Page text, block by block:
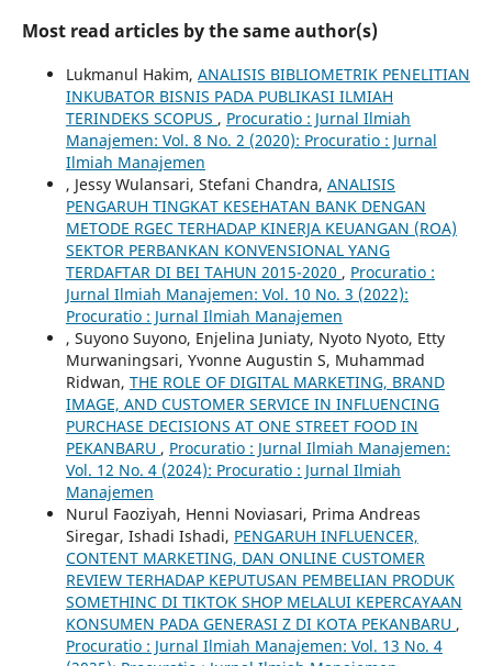
Most read articles by the same author(s)
Lukmanul Hakim, ANALISIS BIBLIOMETRIK PENELITIAN
INKUBATOR BISNIS PADA PUBLIKASI ILMIAH
TERINDEKS SCOPUS , Procuratio : Jurnal Ilmiah
Manajemen: Vol. 8 No. 2 (2020): Procuratio : Jurnal
Ilmiah Manajemen
, Jessy Wulansari, Stefani Chandra, ANALISIS
PENGARUH TINGKAT KESEHATAN BANK DENGAN
METODE RGEC TERHADAP KINERJA KEUANGAN (ROA)
SEKTOR PERBANKAN KONVENSIONAL YANG
TERDAFTAR DI BEI TAHUN 2015-2020 , Procuratio :
Jurnal Ilmiah Manajemen: Vol. 10 No. 3 (2022):
Procuratio : Jurnal Ilmiah Manajemen
, Suyono Suyono, Enjelina Juniaty, Nyoto Nyoto, Etty
Murwaningsari, Yvonne Augustin S, Muhammad
Ridwan, THE ROLE OF DIGITAL MARKETING, BRAND
IMAGE, AND CUSTOMER SERVICE IN INFLUENCING
PURCHASE DECISIONS AT ONE STREET FOOD IN
PEKANBARU , Procuratio : Jurnal Ilmiah Manajemen:
Vol. 12 No. 4 (2024): Procuratio : Jurnal Ilmiah
Manajemen
Nurul Faoziyah, Henni Noviasari, Prima Andreas
Siregar, Ishadi Ishadi, PENGARUH INFLUENCER,
CONTENT MARKETING, DAN ONLINE CUSTOMER
REVIEW TERHADAP KEPUTUSAN PEMBELIAN PRODUK
SOMETHINC DI TIKTOK SHOP MELALUI KEPERCAYAAN
KONSUMEN PADA GENERASI Z DI KOTA PEKANBARU ,
Procuratio : Jurnal Ilmiah Manajemen: Vol. 13 No. 4